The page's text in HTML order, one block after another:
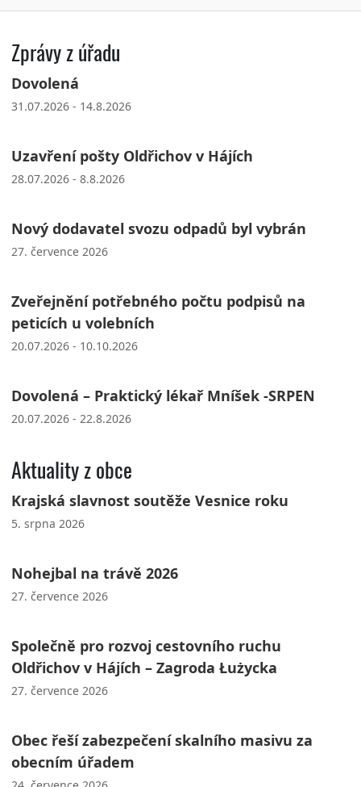
Zprávy z úřadu
Dovolená
31.07.2026 - 14.8.2026
Uzavření pošty Oldřichov v Hájích
28.07.2026 - 8.8.2026
Nový dodavatel svozu odpadů byl vybrán
27. července 2026
Zveřejnění potřebného počtu podpisů na
peticích u volebních
20.07.2026 - 10.10.2026
Dovolená – Praktický lékař Mníšek -SRPEN
20.07.2026 - 22.8.2026
Aktuality z obce
Krajská slavnost soutěže Vesnice roku
5. srpna 2026
Nohejbal na trávě 2026
27. července 2026
Společně pro rozvoj cestovního ruchu
Oldřichov v Hájích – Zagroda Łużycka
27. července 2026
Obec řeší zabezpečení skalního masivu za
obecním úřadem